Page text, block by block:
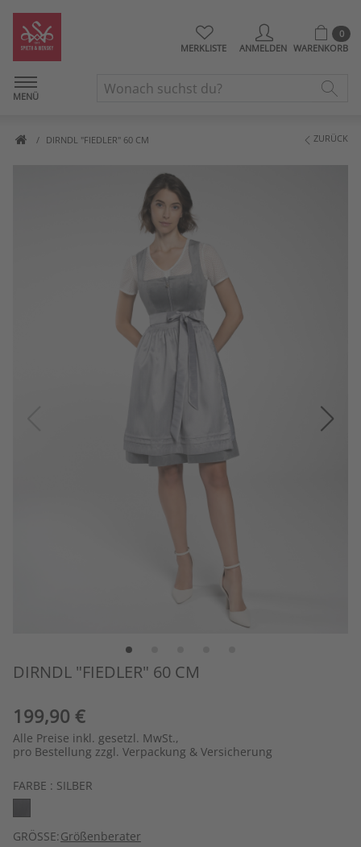
MERKLISTE ANMELDEN
0
WARENKORB
MENÜ
DIRNDL "FIEDLER" 60 CM ZURÜCK
Artikelbilder überspringen
DIRNDL "FIEDLER" 60 CM
199,90 €
Alle Preise inkl. gesetzl. MwSt.,
pro Bestellung zzgl. Verpackung & Versicherung
FARBE : SILBER
GRÖSSE:Größenberater